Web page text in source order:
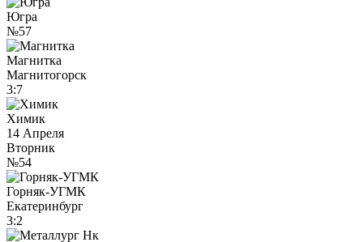
Югра
№57
Магнитка
Магнитогорск
3:7
Химик
14 Апреля
Вторник
№54
Горняк-УГМК
Екатеринбург
3:2